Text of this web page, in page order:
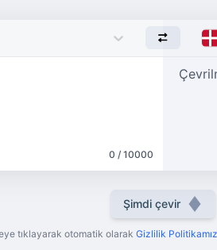
0 / 10000
Şimdi çevir
tıklayarak otomatik olarak Gizlilik